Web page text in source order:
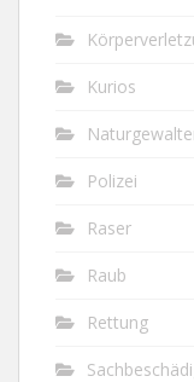
Kurios
Polizei
Raser
Raub
Rettung